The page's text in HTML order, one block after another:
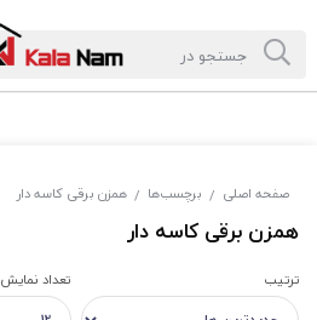
صفحه اصلی / برچسب‌ها / همزن برقی کاسه دار
همزن برقی کاسه دار
ترتیب تعداد نمایش